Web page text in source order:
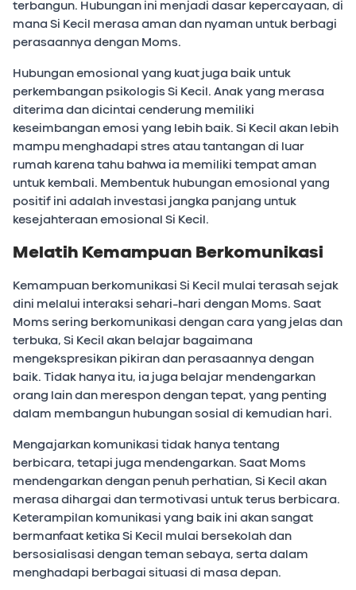
terbangun. Hubungan ini menjadi dasar kepercayaan, di
mana Si Kecil merasa aman dan nyaman untuk berbagi
perasaannya dengan Moms.
Hubungan emosional yang kuat juga baik untuk
perkembangan psikologis Si Kecil. Anak yang merasa
diterima dan dicintai cenderung memiliki
keseimbangan emosi yang lebih baik. Si Kecil akan lebih
mampu menghadapi stres atau tantangan di luar
rumah karena tahu bahwa ia memiliki tempat aman
untuk kembali. Membentuk hubungan emosional yang
positif ini adalah investasi jangka panjang untuk
kesejahteraan emosional Si Kecil.
Melatih Kemampuan Berkomunikasi
Kemampuan berkomunikasi Si Kecil mulai terasah sejak
dini melalui interaksi sehari-hari dengan Moms. Saat
Moms sering berkomunikasi dengan cara yang jelas dan
terbuka, Si Kecil akan belajar bagaimana
mengekspresikan pikiran dan perasaannya dengan
baik. Tidak hanya itu, ia juga belajar mendengarkan
orang lain dan merespon dengan tepat, yang penting
dalam membangun hubungan sosial di kemudian hari.
Mengajarkan komunikasi tidak hanya tentang
berbicara, tetapi juga mendengarkan. Saat Moms
mendengarkan dengan penuh perhatian, Si Kecil akan
merasa dihargai dan termotivasi untuk terus berbicara.
Keterampilan komunikasi yang baik ini akan sangat
bermanfaat ketika Si Kecil mulai bersekolah dan
bersosialisasi dengan teman sebaya, serta dalam
menghadapi berbagai situasi di masa depan.